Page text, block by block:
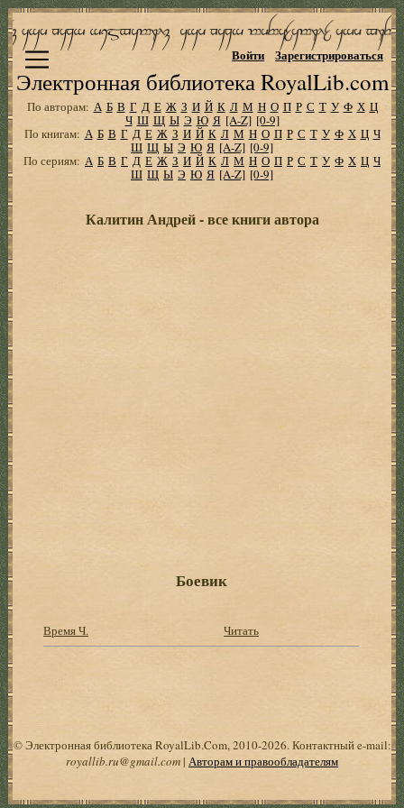
Электронная библиотека RoyalLib.com
Войти Зарегистрироваться
По авторам: А Б В Г Д Е Ж З И Й К Л М Н О П Р С Т У Ф Х Ц
Ч Ш Щ Ы Э Ю Я [A-Z] [0-9]
По книгам: А Б В Г Д Е Ж З И Й К Л М Н О П Р С Т У Ф Х Ц Ч
Ш Щ Ы Э Ю Я [A-Z] [0-9]
По сериям: А Б В Г Д Е Ж З И Й К Л М Н О П Р С Т У Ф Х Ц Ч
Ш Щ Ы Э Ю Я [A-Z] [0-9]
Калитин Андрей - все книги автора
Боевик
Время Ч. Читать
© Электронная библиотека RoyalLib.Com, 2010-2026. Контактный e-mail:
royallib.ru@gmail.com| Авторам и правообладателям